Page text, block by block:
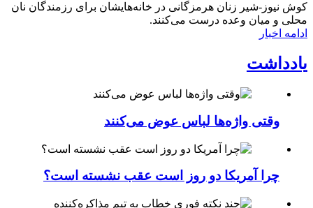
کوش نیوز-شیر زنان هرمزگانی در خانه‌هایشان برای رزمندگان نان
محلی و میان وعده درست می‌کنند.
ادامه اخبار
یادداشت
وقتی واژه‌ها لباس عوض می‌کنند
چرا آمریکا دو روز است عقب نشسته است؟